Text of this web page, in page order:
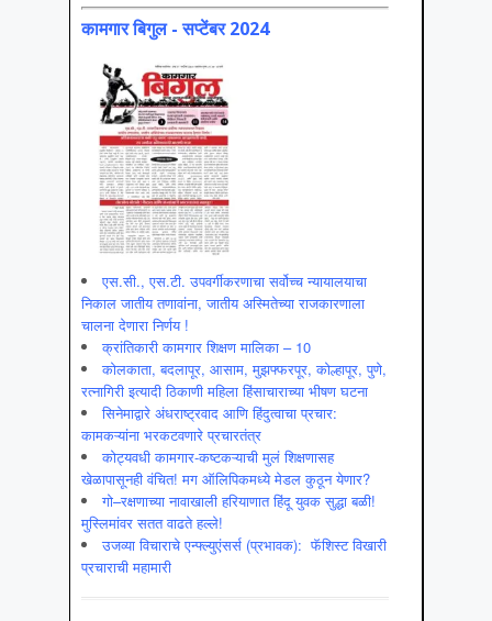
कामगार बिगुल - सप्टेंबर 2024
एस.सी., एस.टी. उपवर्गीकरणाचा सर्वोच्च न्यायालयाचा
निकाल जातीय तणावांना, जातीय अस्मितेच्या राजकारणाला
चालना देणारा निर्णय !
क्रांतिकारी कामगार शिक्षण मालिका – 10
कोलकाता, बदलापूर, आसाम, मुझफ्फरपूर, कोल्हापूर, पुणे,
रत्नागिरी इत्यादी ठिकाणी महिला हिंसाचाराच्या भीषण घटना
सिनेमाद्वारे अंधराष्ट्रवाद आणि हिंदुत्वाचा प्रचार:
कामकऱ्यांना भरकटवणारे प्रचारतंत्र
कोट्यवधी कामगार-कष्टकऱ्याची मुलं शिक्षणासह
खेळापासूनही वंचित! मग ऑलिपिकमध्ये मेडल कुठून येणार?
गो–रक्षणाच्या नावाखाली हरियाणात हिंदू युवक सुद्धा बळी!
मुस्लिमांवर सतत वाढते हल्ले!
उजव्या विचाराचे एन्फ्ल्युएंसर्स (प्रभावक): फॅशिस्ट विखारी
प्रचाराची महामारी